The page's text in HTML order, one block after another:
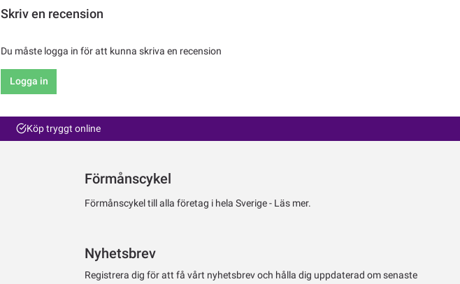
Skriv en recension
Du måste logga in för att kunna skriva en recension
Logga in
Köp tryggt online
Förmånscykel
Förmånscykel till alla företag i hela Sverige - Läs mer.
Nyhetsbrev
Registrera dig för att få vårt nyhetsbrev och hålla dig uppdaterad om senaste